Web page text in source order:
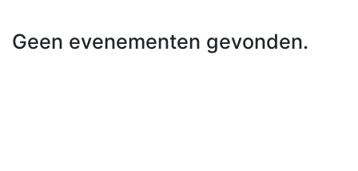
Geen evenementen gevonden.